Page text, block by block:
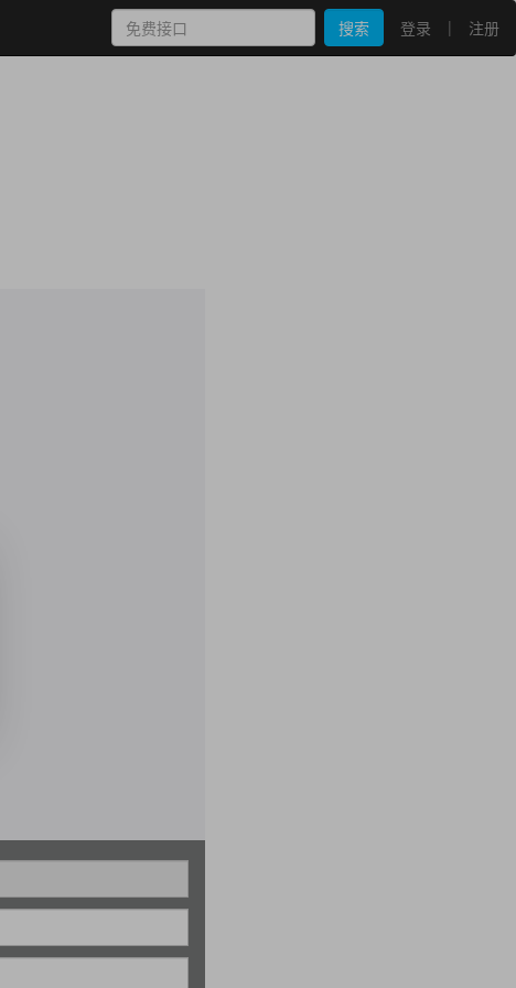
搜索 登录 | 注册